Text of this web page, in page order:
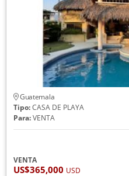
Guatemala
Tipo:CASA DE PLAYA
Para:VENTA
VENTA
US$365,000 USD